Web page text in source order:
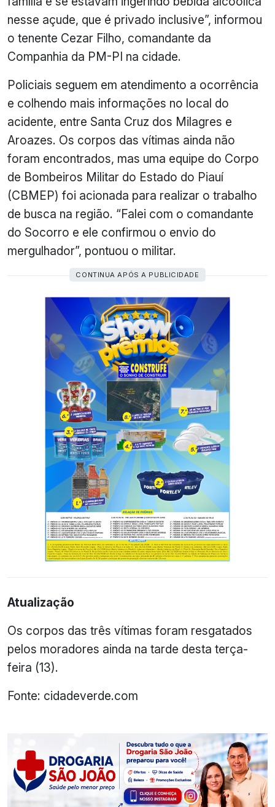
nesse açude, que é privado inclusive”, informou
o tenente Cezar Filho, comandante da
Companhia da PM-PI na cidade.
Policiais seguem em atendimento a ocorrência
e colhendo mais informações no local do
acidente, entre Santa Cruz dos Milagres e
Aroazes. Os corpos das vítimas ainda não
foram encontrados, mas uma equipe do Corpo
de Bombeiros Militar do Estado do Piauí
(CBMEP) foi acionada para realizar o trabalho
de busca na região. “Falei com o comandante
do Socorro e ele confirmou o envio do
mergulhador”, pontuou o militar.
CONTINUA APÓS A PUBLICIDADE
Atualização
Os corpos das três vítimas foram resgatados
pelos moradores ainda na tarde desta terça-
feira (13).
Fonte: cidadeverde.com